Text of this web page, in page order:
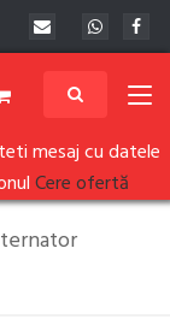
mesaj cu datele
Cere ofertă